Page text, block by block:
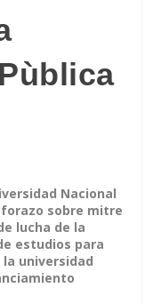
Nacional
sobre mitre
lucha de la
estudios para
universidad